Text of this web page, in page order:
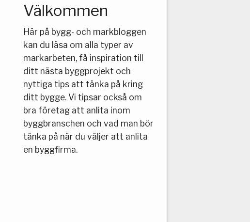
Välkommen
Här på bygg- och markbloggen
kan du läsa om alla typer av
markarbeten, få inspiration till
ditt nästa byggprojekt och
nyttiga tips att tänka på kring
ditt bygge. Vi tipsar också om
bra företag att anlita inom
byggbranschen och vad man bör
tänka på när du väljer att anlita
en byggfirma.